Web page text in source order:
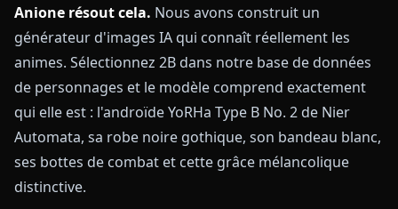
Anione résout cela. Nous avons construit un
générateur d'images IA qui connaît réellement les
animes. Sélectionnez 2B dans notre base de données
de personnages et le modèle comprend exactement
qui elle est : l'androïde YoRHa Type B No. 2 de Nier
Automata, sa robe noire gothique, son bandeau blanc,
ses bottes de combat et cette grâce mélancolique
distinctive.